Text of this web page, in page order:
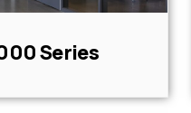
Series